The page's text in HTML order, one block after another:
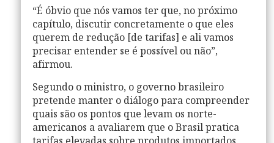
“É óbvio que nós vamos ter que, no próximo
capítulo, discutir concretamente o que eles
querem de redução [de tarifas] e ali vamos
precisar entender se é possível ou não”,
afirmou.
Segundo o ministro, o governo brasileiro
pretende manter o diálogo para compreender
quais são os pontos que levam os norte-
americanos a avaliarem que o Brasil pratica